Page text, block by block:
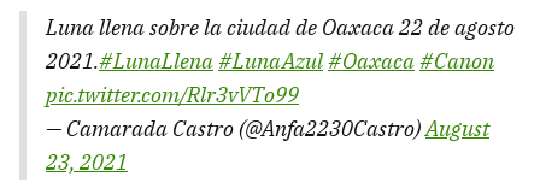
Luna llena sobre la ciudad de Oaxaca 22 de agosto
2021.#LunaLlena#LunaAzul#Oaxaca#Canon
pic.twitter.com/Rlr3vVTo99
— Camarada Castro (@Anfa2230Castro)August
23, 2021